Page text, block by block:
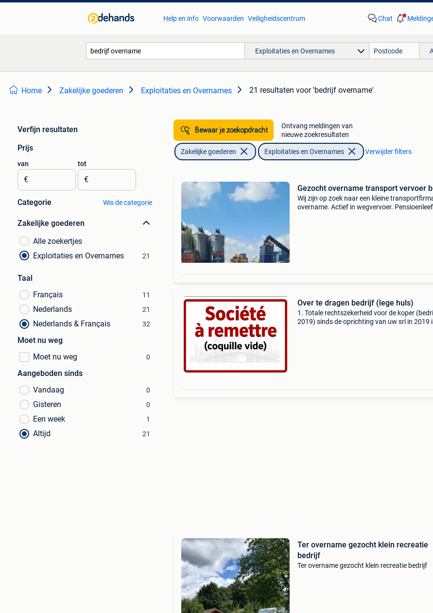
Help en info Voorwaarden Veiligheidscentrum Chat
Exploitaties en Overnames
Home Zakelijke goederen Exploitaties en Overnames 21 resultaten voor 'bedrijf overname'
Verfijn resultaten
Prijs
van
€
tot
€
Categorie Wis de categorie
Zakelijke goederen
Alle zoekertjes
Exploitaties en Overnames
21
Taal
Français
11
Nederlands 21
Nederlands & Français 32
Moet nu weg
Moet nu weg
0
Aangeboden sinds
Vandaag
0
Gisteren 0
Een week 1
Altijd 21
Bewaar je zoekopdracht
Ontvang meldingen van
nieuwe zoekresultaten
Zakelijke goederen Exploitaties en Overnames Verwijder filters
Gezocht overname transport vervoer
Wij zijn op zoek naar een kleine
overname. Actief in wegvervoer.
Over te dragen bedrijf (lege huls)
1. Totale rechtszekerheid voor de koper
2019) sinds de oprichting van uw srl in 2019
Ter overname gezocht klein recreatie
bedrijf
Ter overname gezocht klein recreatie bedrijf